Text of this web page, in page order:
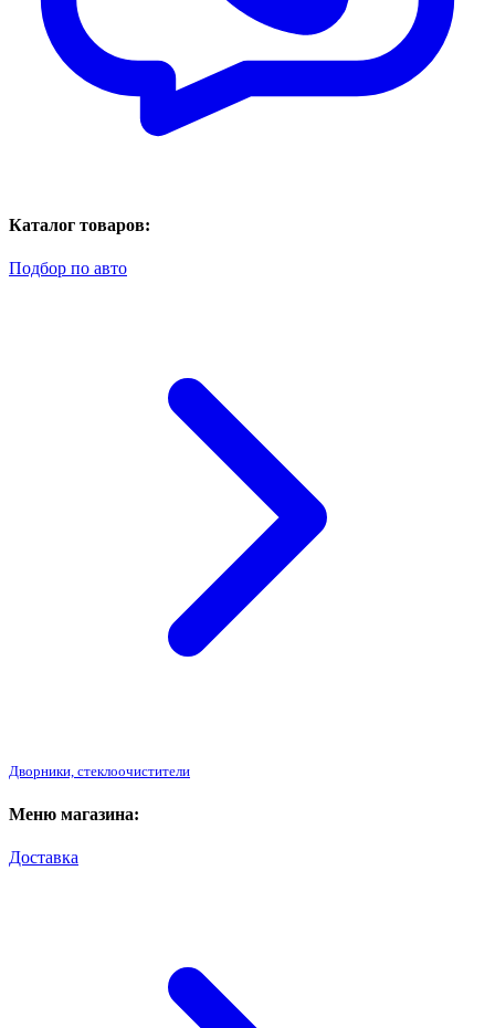
Каталог товаров:
Подбор по авто
Дворники, стеклоочистители
Меню магазина:
Доставка